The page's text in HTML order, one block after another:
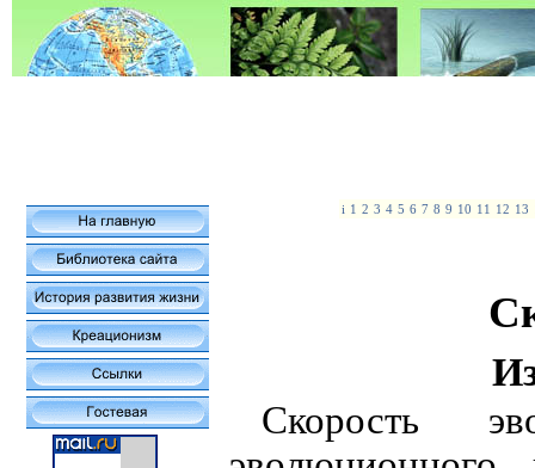
i 1 2 3 4 5 6 7 8 9 10 11 12 13
Скорость